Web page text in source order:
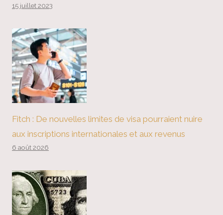
15 juillet 2023
Fitch : De nouvelles limites de visa pourraient nuire
aux inscriptions internationales et aux revenus
6 août 2026